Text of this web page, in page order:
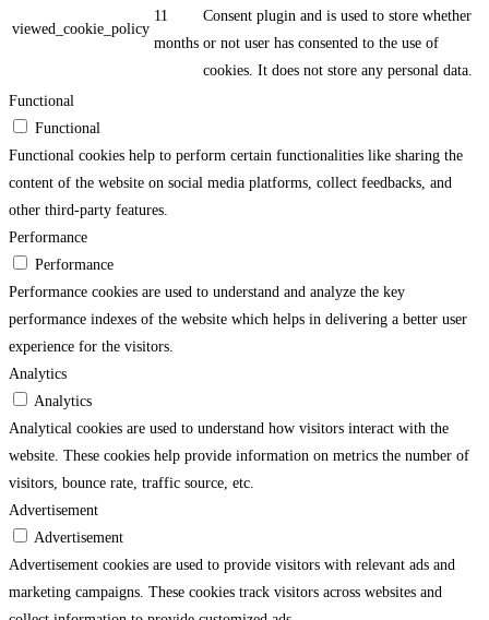
viewed_cookie_policy
11
months
Consent plugin and is used to store whether
or not user has consented to the use of
cookies. It does not store any personal data.
Functional
Functional
Functional cookies help to perform certain functionalities like sharing the
content of the website on social media platforms, collect feedbacks, and
other third-party features.
Performance
Performance
Performance cookies are used to understand and analyze the key
performance indexes of the website which helps in delivering a better user
experience for the visitors.
Analytics
Analytics
Analytical cookies are used to understand how visitors interact with the
website. These cookies help provide information on metrics the number of
visitors, bounce rate, traffic source, etc.
Advertisement
Advertisement
Advertisement cookies are used to provide visitors with relevant ads and
marketing campaigns. These cookies track visitors across websites and